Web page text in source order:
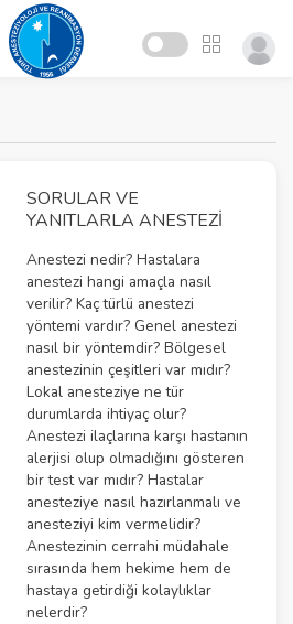
SORULAR VE
YANITLARLA ANESTEZI
Anestezi nedir? Hastalara
anestezi hangi amaçla nasıl
verilir? Kaç türlü anestezi
yöntemi vardır? Genel anestezi
nasıl bir yöntemdir? Bölgesel
anestezinin çeşitleri var mıdır?
Lokal anesteziye ne tür
durumlarda ihtiyaç olur?
Anestezi ilaçlarına karşı hastanın
alerjisi olup olmadığını gösteren
bir test var mıdır? Hastalar
anesteziye nasıl hazırlanmalı ve
anesteziyi kim vermelidir?
Anestezinin cerrahi müdahale
sırasında hem hekime hem de
hastaya getirdiği kolaylıklar
nelerdir?